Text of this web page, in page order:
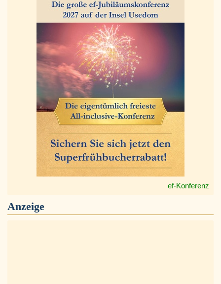
ef-Konferenz
Anzeige